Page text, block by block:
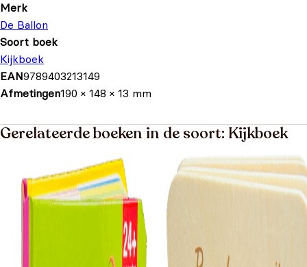
Merk
De Ballon
Soort boek
Kijkboek
EAN9789403213149
Afmetingen190 × 148 × 13 mm
Gerelateerde boeken in de soort: Kijkboek